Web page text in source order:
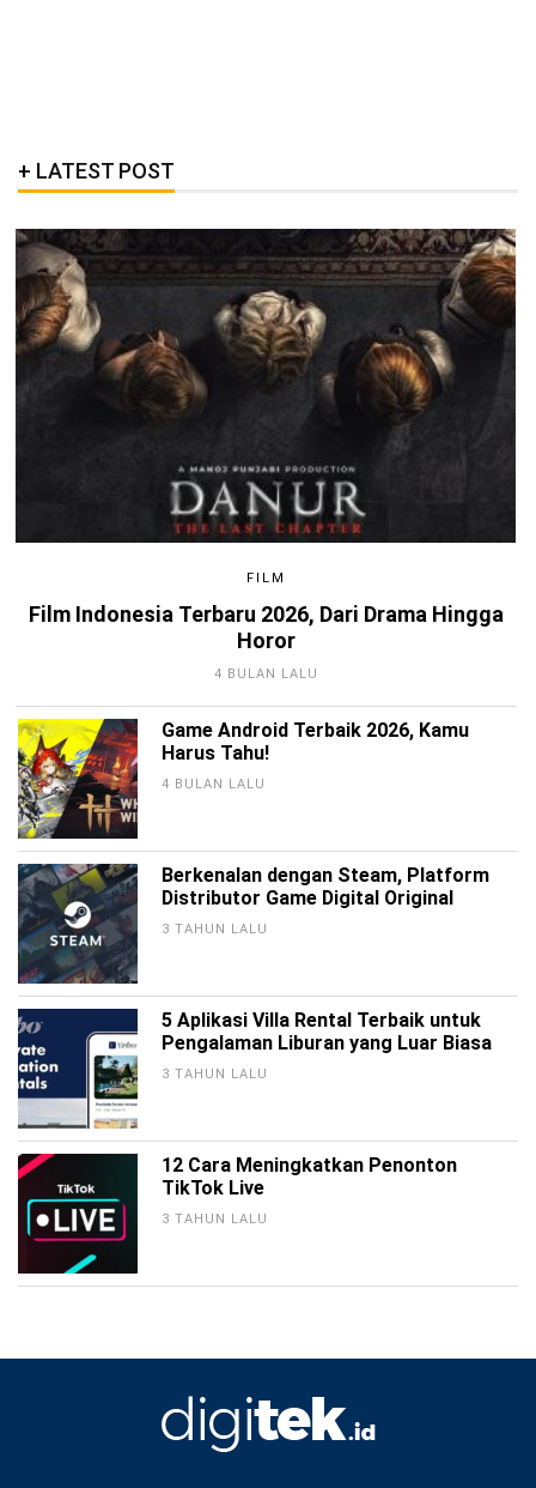
LATEST POST
FILM
Film Indonesia Terbaru 2026, Dari Drama Hingga
Horor
4 BULAN LALU
Game Android Terbaik 2026, Kamu
Harus Tahu!
4 BULAN LALU
Berkenalan dengan Steam, Platform
Distributor Game Digital Original
3 TAHUN LALU
5 Aplikasi Villa Rental Terbaik untuk
Pengalaman Liburan yang Luar Biasa
3 TAHUN LALU
12 Cara Meningkatkan Penonton
TikTok Live
3 TAHUN LALU